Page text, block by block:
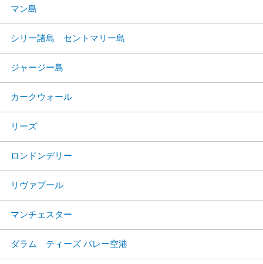
マン島
シリー諸島 セントマリー島
ジャージー島
カークウォール
リーズ
ロンドンデリー
リヴァプール
マンチェスター
ダラム ティーズ バレー空港